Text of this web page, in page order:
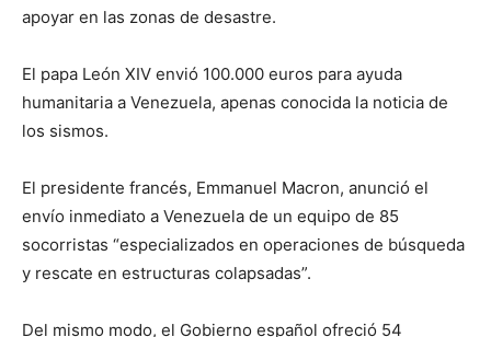
apoyar en las zonas de desastre.
El papa León XIV envió 100.000 euros para ayuda
humanitaria a Venezuela, apenas conocida la noticia de
los sismos.
El presidente francés, Emmanuel Macron, anunció el
envío inmediato a Venezuela de un equipo de 85
socorristas “especializados en operaciones de búsqueda
y rescate en estructuras colapsadas”.
Del mismo modo, el Gobierno español ofreció 54